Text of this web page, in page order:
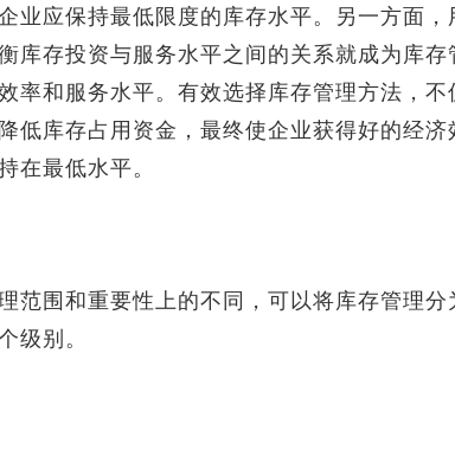
业应保持最低限度的库存水平。另一方面
库存投资与服务水平之间的关系就成为库
率和服务水平。有效选择库存管理方法，
低库存占用资金，最终使企业获得好的经
在最低水平。
围和重要性上的不同，可以将库存管理分
级别。